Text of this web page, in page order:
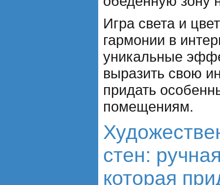
Игра света и
гармонии в
уникальные
выразить свою
придать
помещениям.
стен:
которая